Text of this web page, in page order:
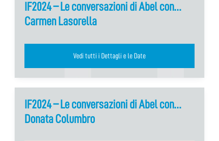
IF2024 – Le conversazioni di Abel con…
Carmen Lasorella
Vedi tutti i Dettagli e le Date
IF2024 – Le conversazioni di Abel con…
Donata Columbro